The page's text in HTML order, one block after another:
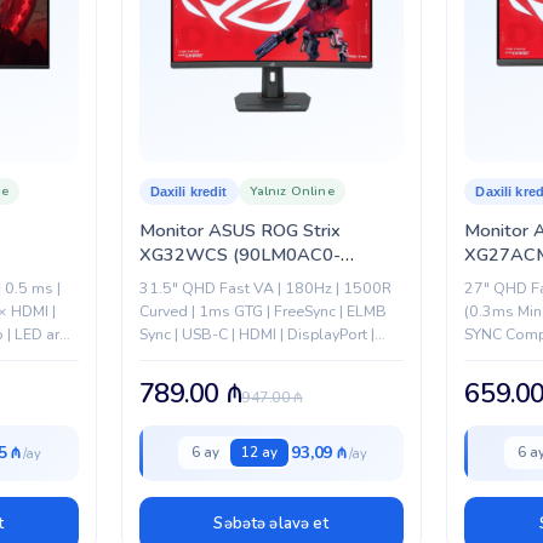
0.5 ms |
HDMI |
LED arxa
₼
Monitor ASUS ROG Strix
XG32WCS (90LM0AC0-
B01970)
Daxili kredit Yalnız Online
31.5" QHD Fast VA | 180Hz | 1500R
Curved | 1ms GTG | FreeSync | ELMB
Sync | USB-C | HDMI | DisplayPort |
947.00₼
789.00 ₼
6 ay 12 ay 93,09 ₼
Səbətə əlavə et
Monitor
B01171)
Daxili
27" QHD
(0.3ms
SYNC
Erqonomik
659.00
6